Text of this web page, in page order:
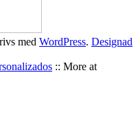
med WordPress. Designad
:: More at